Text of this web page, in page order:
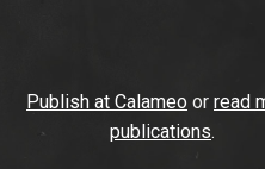
Publish at Calameo or read
publications.